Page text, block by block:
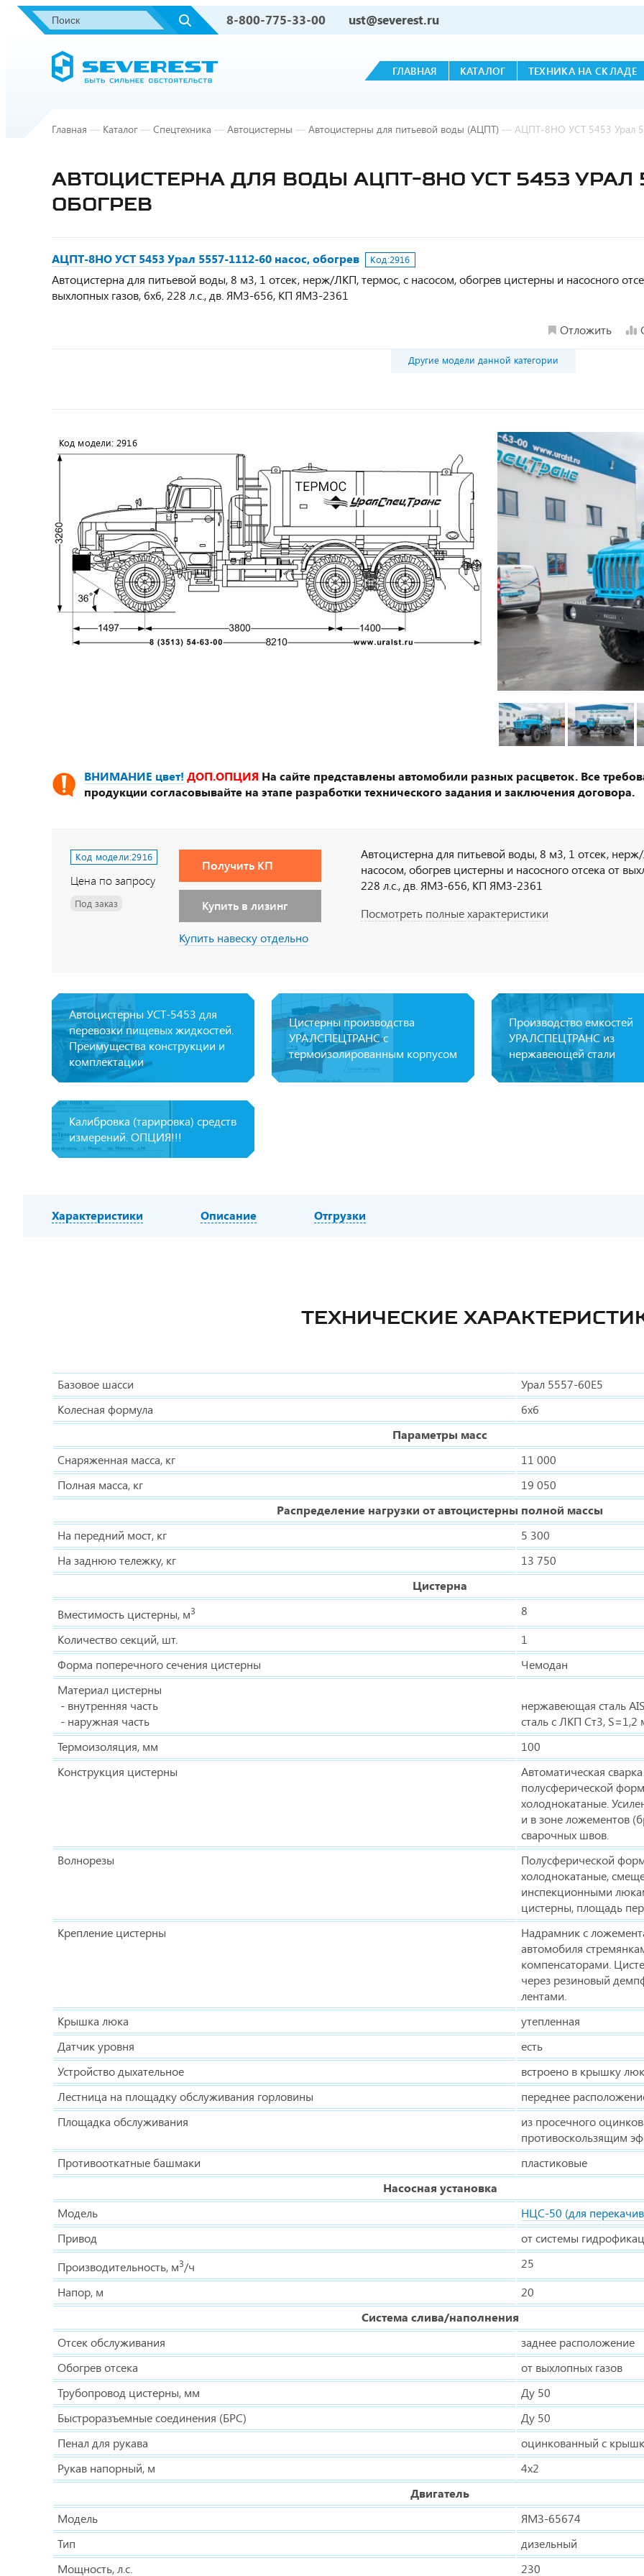
8-800-775-33-00 ust@severest.ru
ГЛАВНАЯ КАТАЛОГ ТЕХНИКА НА СКЛАДЕ
Главная — Каталог — Спецтехника — Автоцистерны — Автоцистерны для питьевой воды (АЦПТ) — АЦПТ-8НО УСТ 5453 Урал
АВТОЦИСТЕРНА ДЛЯ ВОДЫ АЦПТ-8НО УСТ 5453 УРАЛ
ОБОГРЕВ
АЦПТ-8НО УСТ 5453 Урал 5557-1112-60 насос, обогрев Код:2916
Автоцистерна для питьевой воды, 8 м3, 1 отсек, нерж/ЛКП, термос, с насосом, обогрев цистерны и насосного
выхлопных газов, 6х6, 228 л.с., дв. ЯМЗ-656, КП ЯМЗ-2361
Отложить
Другие модели данной категории
ВНИМАНИЕ цвет! ДОП.ОПЦИЯ На сайте представлены автомобили разных расцветок. Все
продукции согласовывайте на этапе разработки технического задания и заключения договора.
Код модели:2916
Цена по запросу
Под заказ
Получить КП
Купить в лизинг
Купить навеску отдельно
Автоцистерна для питьевой воды, 8 м3, 1 отсек,
насосом, обогрев цистерны и насосного отсека от
228 л.с., дв. ЯМЗ-656, КП ЯМЗ-2361
Посмотреть полные характеристики
Автоцистерны УСТ-5453 для
перевозки пищевых жидкостей.
Преимущества конструкции и
комплектации
Цистерны производства
УРАЛСПЕЦТРАНС с
термоизолированным корпусом
Производство емкостей
УРАЛСПЕЦТРАНС из
нержавеющей стали
Калибровка (тарировка) средств
измерений. ОПЦИЯ!!!
Характеристики Описание Отгрузки
ТЕХНИЧЕСКИЕ
Базовое шасси
Урал 5557-60Е5
Колесная формула
6х6
Параметры масс
Снаряженная масса, кг
11 000
Полная масса, кг
19 050
Распределение нагрузки от автоцистерны полной массы
На передний мост, кг
5 300
На заднюю тележку, кг
13 750
Цистерна
Вместимость цистерны, м3
8
Количество секций, шт.
1
Форма поперечного сечения цистерны
Чемодан
Материал цистерны
- внутренняя часть
- наружная часть
нержавеющая сталь
сталь с ЛКП Ст3, S=1,2
Термоизоляция, мм
100
Конструкция цистерны
Автоматическая
полусферической
холоднокатаные.
и в зоне ложементов
сварочных швов.
Волнорезы
Полусферической
холоднокатаные,
инспекционными
цистерны, площадь
Крепление цистерны
Надрамник с
автомобиля
компенсаторами.
через резиновый
лентами.
Крышка люка
утепленная
Датчик уровня
есть
Устройство дыхательное
встроено в крышку
Лестница на площадку обслуживания горловины
переднее
Площадка обслуживания
из просечного
противоскользящим
Противооткатные башмаки
пластиковые
Насосная установка
Модель
НЦС-50 (для
Привод
от системы
Производительность, м3/ч
25
Напор, м
20
Система слива/наполнения
Отсек обслуживания
заднее расположение
Обогрев отсека
от выхлопных газов
Трубопровод цистерны, мм
Ду 50
Быстроразъемные соединения (БРС)
Ду 50
Пенал для рукава
оцинкованный с
Рукав напорный, м
4х2
Двигатель
Модель
ЯМЗ-65674
Тип
дизельный
Мощность, л.с.
230